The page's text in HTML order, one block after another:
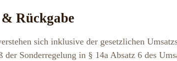
Rückgabe
sich inklusive der gesetzlichen
der Sonderregelung in § 14a Absatz 6 des